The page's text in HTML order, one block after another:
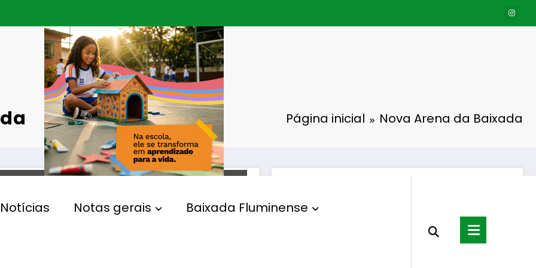
Notícias Notas gerais Baixada Fluminense
Página inicial Nova Arena da Baixada
Duque de Caxias promove